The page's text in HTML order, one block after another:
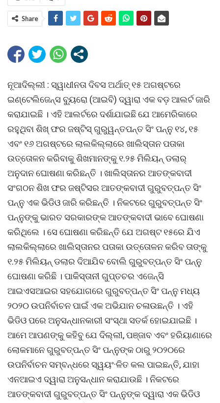
Share
ନୂଆଦିଲ୍ଲୀ : ସ୍ୱାଧୀନତା ଦିବସ ଅର୍ଥାତ୍ ୧୫ ଅଗଷ୍ଟରେ
ଇଣ୍ଟେଲିଜେନ୍ସ ବ୍ୟୁରୋ (ଆଇବି) ଦ୍ୱାରା ଏକ ବଡ଼ ଆଲର୍ଟ ଜାରି
କରାଯାଇଛି । ଏହି ଆଲର୍ଟରେ ଦର୍ଶାଯାଇଛି ଯେ ଆମେରିକାରେ
ରହୁଥିବା ଶିଖ୍ ଫର ଜଷ୍ଟିସ୍ ଗୁରୁୱନ୍ତପନ୍ତ ସିଂ ପନ୍ନୁ ୧୪, ୧୫
ଏବଂ ୧୬ ଅଗଷ୍ଟରେ ଲାଲକିଲ୍ଲାରେ ଖାଲିସ୍ତାନ ପତାକା
ଉତ୍ତୋଳନ କରିବାକୁ ଶିଖମାନଙ୍କୁ ୧.୨୫ ମିଲିୟନ୍ ଡଲାର୍
ଅନୁଦାନ ଘୋଷଣା କରିଛନ୍ତି । ଖାଲିସ୍ତାନର ଆତଙ୍କବାଦୀ
ସଂଗଠନ ଶିଖ ଫର ଜଷ୍ଟିସର ଆତଙ୍କବାଦୀ ଗୁରୁବତ୍ପନ୍ତ ସିଂ
ପନ୍ନୁ ଏକ ଭିଡିଓ ଜାରି କରିଛନ୍ତି । ନିକଟରେ ଗୁରୁବତ୍ପନ୍ତ ସିଂ
ପନ୍ନୁଙ୍କୁ ଭାରତ ସରକାରଙ୍କ ଆତଙ୍କବାଦୀ ଭାବେ ଘୋଷଣା
କରିଥିଲେ । ସେ ଘୋଷଣା କରିଛନ୍ତି ଯେ ଅଗଷ୍ଟ ୧୫ରେ ଯିଏ
ଲାଲକିଲ୍ଲାରେ ଖାଲିସ୍ତାନର ପତାକା ଉତ୍ତୋଳନ କରିବ ତାଙ୍କୁ
୧.୨୫ ମିଲିୟନ୍ ଡଲାର ଦିଆଯିବ ବୋଲି ଗୁରୁବତ୍ପନ୍ତ ସିଂ ପନ୍ନୁ
ଘୋଷଣା କରିଛି । ପାକିସ୍ତାନୀ ଗୁପ୍ତଚର ଏଜେନ୍ସି
ଆଇଏସଆଇର ସହଯୋଗରେ ଗୁରୁବତ୍ପନ୍ତ ସିଂ ପନ୍ନୁ ମଧ୍ୟ
୨୦୨୦ ଉପନିର୍ବାଚନ ପାଇଁ ଏକ ଅଭିଯାନ ଚଳାଉଛନ୍ତି । ଏହି
ଭିଡିଓ ପରେ ଅନୁସନ୍ଧାନକାରୀ ସଂସ୍ଥା ସତର୍କ ହୋଇଯାଇଛି ।
ଆମେ ଆପଣଙ୍କୁ କହିବୁ ଯେ ଦିଲ୍ଲୀ, ପଞ୍ଜାବ ଏବଂ ହରିୟାଣାରେ
ଲୋକମାନେ ଗୁରୁବତ୍ପନ୍ତ ସିଂ ପନ୍ନୁଙ୍କ ଠାରୁ ୨୦୨୦ରେ
ଉପନିର୍ବାଚନ ସମ୍ବନ୍ଧରେ ସ୍ୱୟଂ·ଳିତ କଲ ପାଇଛନ୍ତି, ଯାହା
ଏନଆଇଏ ଦ୍ୱାରା ଅନୁସନ୍ଧାନ କରାଯାଉଛି । ନିକଟରେ
ଆତଙ୍କବାଦୀ ଗୁରୁବତ୍ପନ୍ତ ସିଂ ପନ୍ନୁଙ୍କ ଦ୍ୱାରା ଏକ ଭିଡିଓ